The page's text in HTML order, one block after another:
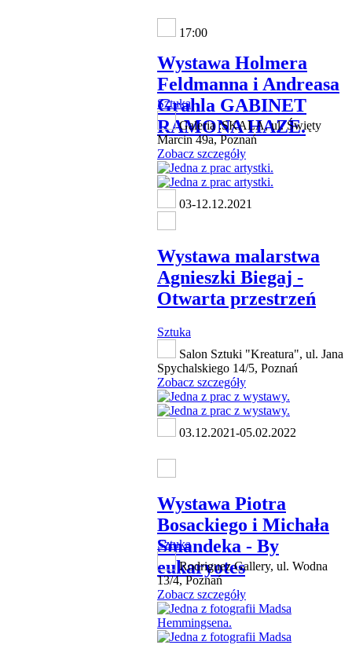
17:00
Wystawa Holmera
Feldmanna i Andreasa
Grahla GABINET
RAMONA HAZE.
Sztuka
Galeria :SKALA, ul. Święty
Marcin 49a, Poznań
Zobacz szczegóły
03-12.12.2021
Wystawa malarstwa
Agnieszki Biegaj -
Otwarta przestrzeń
Sztuka
Salon Sztuki "Kreatura", ul. Jana
Spychalskiego 14/5, Poznań
Zobacz szczegóły
03.12.2021-05.02.2022
Wystawa Piotra
Bosackiego i Michała
Smandeka - By
eukaryotes
Sztuka
Rodriguez Gallery, ul. Wodna
13/4, Poznań
Zobacz szczegóły